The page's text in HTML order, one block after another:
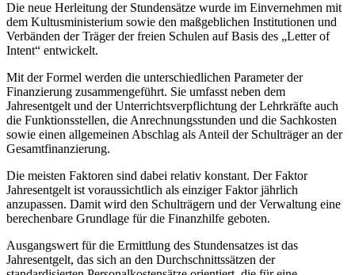
Die neue Herleitung der Stundensätze wurde im Einvernehmen mit
dem Kultusministerium sowie den maßgeblichen Institutionen und
Verbänden der Träger der freien Schulen auf Basis des „Letter of
Intent“ entwickelt.
Mit der Formel werden die unterschiedlichen Parameter der
Finanzierung zusammengeführt. Sie umfasst neben dem
Jahresentgelt und der Unterrichtsverpflichtung der Lehrkräfte auch
die Funktionsstellen, die Anrechnungsstunden und die Sachkosten
sowie einen allgemeinen Abschlag als Anteil der Schulträger an der
Gesamtfinanzierung.
Die meisten Faktoren sind dabei relativ konstant. Der Faktor
Jahresentgelt ist voraussichtlich als einziger Faktor jährlich
anzupassen. Damit wird den Schulträgern und der Verwaltung eine
berechenbare Grundlage für die Finanzhilfe geboten.
Ausgangswert für die Ermittlung des Stundensatzes ist das
Jahresentgelt, das sich an den Durchschnittssätzen der